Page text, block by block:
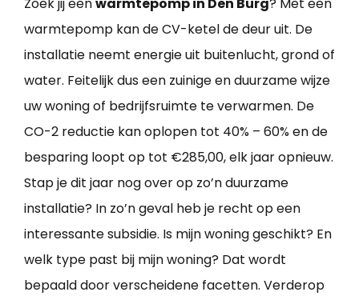
warmtepomp kan de CV-ketel de deur uit. De
installatie neemt energie uit buitenlucht, grond of
water. Feitelijk dus een zuinige en duurzame wijze
uw woning of bedrijfsruimte te verwarmen. De
CO-2 reductie kan oplopen tot 40% – 60% en de
besparing loopt op tot €285,00, elk jaar opnieuw.
Stap je dit jaar nog over op zo’n duurzame
installatie? In zo’n geval heb je recht op een
interessante subsidie. Is mijn woning geschikt? En
welk type past bij mijn woning? Dat wordt
bepaald door verscheidene facetten. Verderop